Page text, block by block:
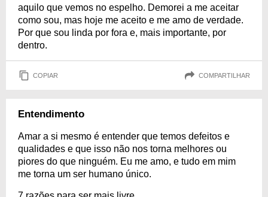
aquilo que vemos no espelho. Demorei a me aceitar
como sou, mas hoje me aceito e me amo de verdade.
Por que sou linda por fora e, mais importante, por
dentro.
COPIAR COMPARTILHAR
Entendimento
Amar a si mesmo é entender que temos defeitos e
qualidades e que isso não nos torna melhores ou
piores do que ninguém. Eu me amo, e tudo em mim
me torna um ser humano único.